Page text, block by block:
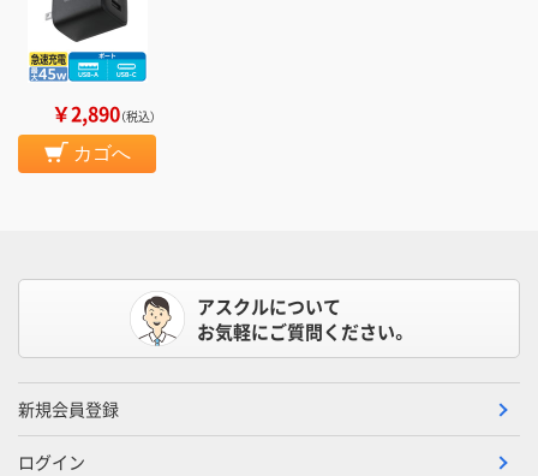
￥2,890（税込）
カゴへ
アスクルについて
お気軽にご質問ください。
新規会員登録
ログイン